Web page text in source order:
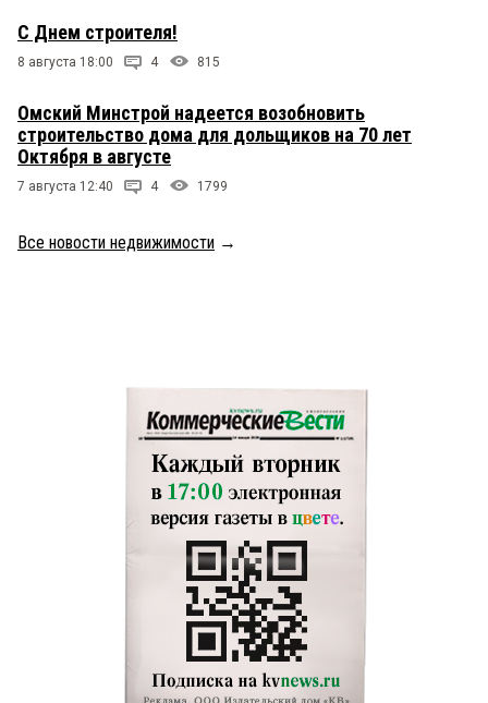
С Днем строителя!
8 августа 18:00 4 815
Омский Минстрой надеется возобновить
строительство дома для дольщиков на 70 лет
Октября в августе
7 августа 12:40 4 1799
Все новости недвижимости →